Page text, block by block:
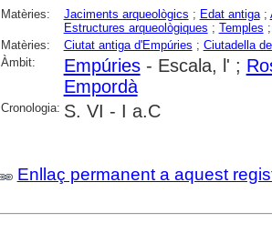
Matèries: Jaciments arqueològics ; Edat antiga;
Estructures arqueològiques ; Temples
Matèries:
Ciutat antiga d'Empúries ; Ciutadella
Àmbit:
Empúries- Escala, l' ;
Empordà
Cronologia: S. VI - I a.C
Enllaç permanent a aquest